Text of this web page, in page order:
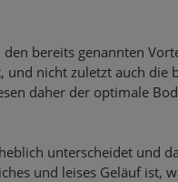
bereits genannten
und nicht zuletzt auch die
daher der optimale
unterscheidet und
und leises Geläuf ist,